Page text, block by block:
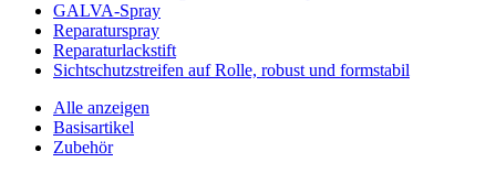
GALVA-Spray
Reparaturspray
Reparaturlackstift
Sichtschutzstreifen auf Rolle, robust und formstabil
Alle anzeigen
Basisartikel
Zubehör